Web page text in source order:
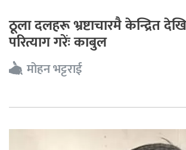
ठूला दलहरू भ्रष्टाचारमै केन्द्रित
परित्याग गरेंः काबुल
मोहन भट्टराई